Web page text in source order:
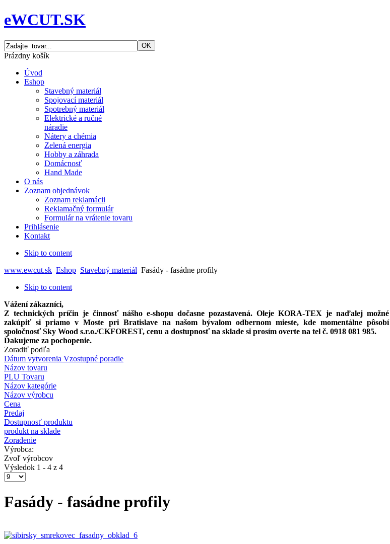
eWCUT.SK
Prázdny košík
Úvod
Eshop
Stavebný materiál
Spojovací materiál
Spotrebný materiál
Elektrické a ručné
náradie
Nátery a chémia
Zelená energia
Hobby a záhrada
Domácnosť
Hand Made
O nás
Zoznam objednávok
Zoznam reklamácii
Reklamačný formulár
Formulár na vrátenie tovaru
Prihlásenie
Kontakt
Skip to content
www.ewcut.sk Eshop Stavebný materiál Fasády - fasádne profily
Skip to content
Vážení zákazníci,
Z technických príčin je činnosť nášho e-shopu dočasne pozastavená. Oleje KORA-TEX je naďalej možné
zakúpiť si priamov Moste pri Bratislave na našom bývalom odbernom mieste, kde momentálne pôsobí
spoločnosť Sky Wood s.r.o./CKFOREST, cenu a dostupnosť na sklade si prosím overte na tel č. 0918 081 985.
Ďakujeme za pochopenie.
Zoradiť podľa
Dátum vytvorenia Vzostupné poradie
Názov tovaru
PLU Tovaru
Názov kategórie
Názov výrobcu
Cena
Predaj
Dostupnosť produktu
produkt na sklade
Zoradenie
Výrobca:
Zvoľ výrobcov
Výsledok 1 - 4 z 4
Fasády - fasádne profily